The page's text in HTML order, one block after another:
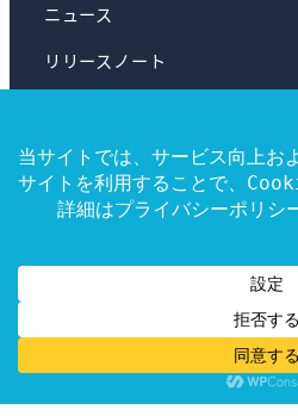
ニュース
リリースノート
よくある質問
ヘルプ
© 2025 illuminAI, beyond